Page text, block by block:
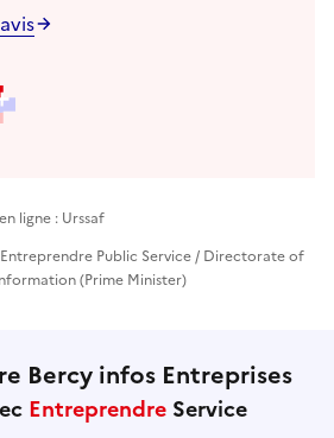
ligne : Urssaf
Public Service / Directorate of
(Prime Minister)
Bercy infos Entreprises
Entreprendre Service